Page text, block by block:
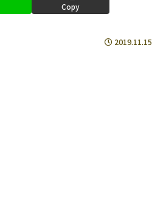
Copy
2019.11.15